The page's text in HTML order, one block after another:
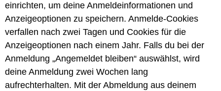
einrichten, um deine Anmeldeinformationen und
Anzeigeoptionen zu speichern. Anmelde-Cookies
verfallen nach zwei Tagen und Cookies für die
Anzeigeoptionen nach einem Jahr. Falls du bei der
Anmeldung „Angemeldet bleiben“ auswählst, wird
deine Anmeldung zwei Wochen lang
aufrechterhalten. Mit der Abmeldung aus deinem